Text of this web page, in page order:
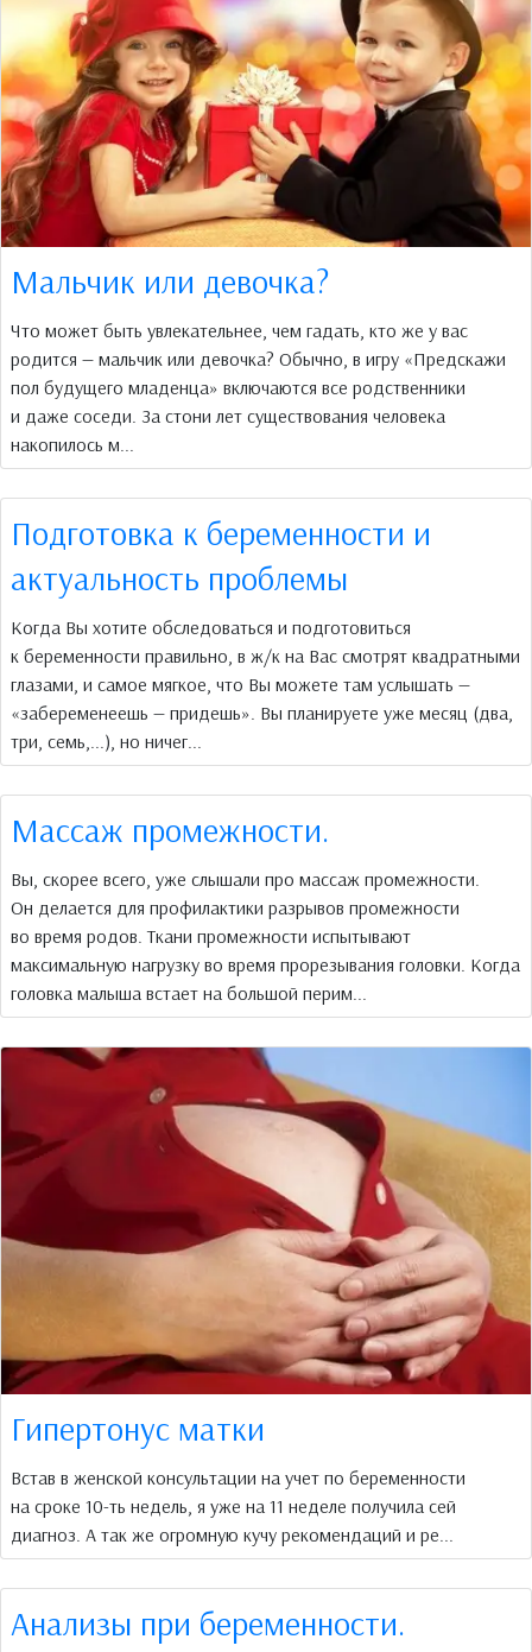
Мальчик или девочка?
Что может быть увлекательнее, чем гадать, кто же у вас
родится — мальчик или девочка? Обычно, в игру «Предскажи
пол будущего младенца» включаются все родственники
и даже соседи. За стони лет существования человека
накопилось м...
Подготовка к беременности и
актуальность проблемы
Когда Вы хотите обследоваться и подготовиться
к беременности правильно, в ж/к на Вас смотрят квадратными
глазами, и самое мягкое, что Вы можете там услышать —
«забеременеешь — придешь». Вы планируете уже месяц (два,
три, семь,...), но ничег...
Массаж промежности.
Вы, скорее всего, уже слышали про массаж промежности.
Он делается для профилактики разрывов промежности
во время родов. Ткани промежности испытывают
максимальную нагрузку во время прорезывания головки. Когда
головка малыша встает на большой перим...
Гипертонус матки
Встав в женской консультации на учет по беременности
на сроке 10-ть недель, я уже на 11 неделе получила сей
диагноз. А так же огромную кучу рекомендаций и ре...
Анализы при беременности.